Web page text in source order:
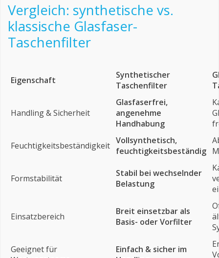
Vergleich: synthetische vs.
klassische Glasfaser-
Taschenfilter
Eigenschaft
Synthetischer
Taschenfilter
Handling & Sicherheit
Glasfaserfrei,
angenehme
Handhabung
Feuchtigkeitsbeständigkeit Vollsynthetisch,
feuchtigkeitsbeständig
Formstabilität
Stabil bei wechselnder
Belastung
Einsatzbereich
Breit einsetzbar als
Basis- oder Vorfilter
Geeignet für
Einfach & sicher im